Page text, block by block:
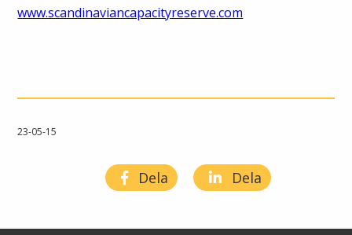
www.scandinaviancapacityreserve.com
23-05-15
Dela Dela